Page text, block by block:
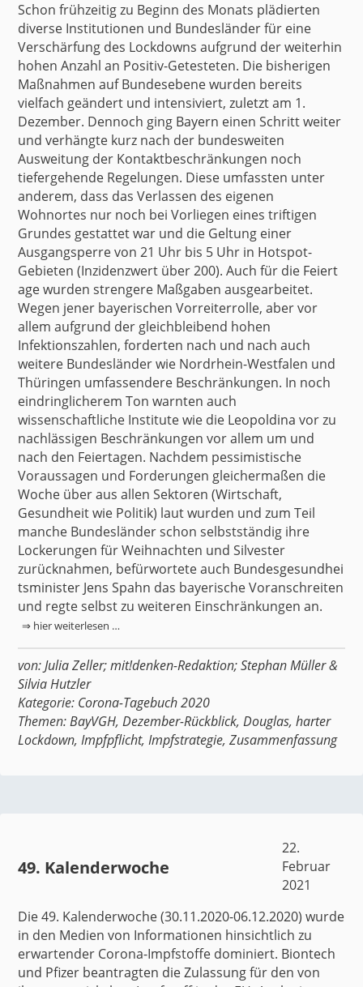
Schon frühzeitig zu Beginn des Monats plädierten
diverse Institutionen und Bundesländer für eine
Verschärfung des Lockdowns aufgrund der weiterhin
hohen Anzahl an Positiv-Getesteten. Die bisherigen
Maßnahmen auf Bundesebene wurden bereits
vielfach geändert und intensiviert,zuletztam 1.
Dezember. Dennoch ging Bayern einen Schritt weiter
und verhängte kurz nach der bundesweiten
Ausweitung der Kontaktbeschränkungen noch
tiefergehende Regelungen. Diese umfassten unter
anderem, dass das Verlassen des eigenen
Wohnortes nur noch bei Vorliegen eines triftigen
Grundes gestattet war und die Geltung einer
Ausgangsperre von 21 Uhr bis 5 Uhr in Hotspot-
Gebieten (Inzidenzwert über 200). Auch für die Feiert
agewurden strengere Maßgaben ausgearbeitet.
Wegen jener bayerischen Vorreiterrolle, aber vor
allem aufgrund der gleichbleibend hohen
Infektionszahlen, forderten nach und nach auch
weitere Bundesländer wie Nordrhein-Westfalen und
Thüringen umfassendere Beschränkungen. In noch
eindringlicherem Ton warnten auch
wissenschaftliche Institute wie die Leopoldina vor zu
nachlässigen Beschränkungen vor allem um und
nach den Feiertagen. Nachdem pessimistische
Voraussagen und Forderungen gleichermaßen die
Woche über aus allen Sektoren (Wirtschaft,
Gesundheit wie Politik) laut wurden und zum Teil
manche Bundesländer schon selbstständig ihre
Lockerungen für Weihnachten und Silvester
zurücknahmen, befürwortete auch Bundesgesundhei
tsminister Jens Spahn das bayerische Voranschreiten
und regte selbst zu weiteren Einschränkungen an.
⇒ hier weiterlesen …
von:Julia Zeller;mit!denken-Redaktion;Stephan Müller&
Silvia Hutzler
Kategorie: Corona-Tagebuch 2020
Themen:BayVGH,Dezember-Rückblick,Douglas,harter
Lockdown,Impfpflicht,Impfstrategie,Zusammenfassung
49. Kalenderwoche
22.
Februar
2021
Die 49. Kalenderwoche (30.11.2020-06.12.2020) wurde
in den Medien von Informationen hinsichtlich zu
erwartender Corona-Impfstoffe dominiert. Biontech
und Pfizer beantragten die Zulassungfür den von